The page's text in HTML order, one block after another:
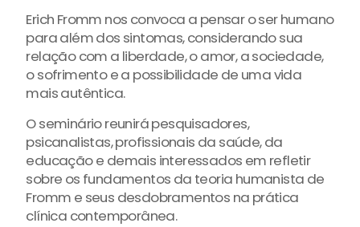
Erich Fromm nos convoca a pensar o ser humano
para além dos sintomas, considerando sua
relação com a liberdade, o amor, a sociedade,
o sofrimento e a possibilidade de uma vida
mais autêntica.
O seminário reunirá pesquisadores,
psicanalistas, profissionais da saúde, da
educação e demais interessados em refletir
sobre os fundamentos da teoria humanista de
Fromm e seus desdobramentos na prática
clínica contemporânea.